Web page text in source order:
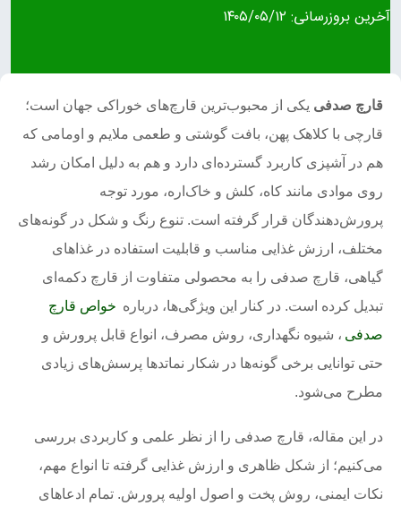
آخرین بروزرسانی: ۱۴۰۵/۰۵/۱۲
قارچ صدفی یکی از محبوب‌ترین قارچ‌های خوراکی جهان است؛
قارچی با کلاهک پهن، بافت گوشتی و طعمی ملایم و اومامی که
هم در آشپزی کاربرد گسترده‌ای دارد و هم به دلیل امکان رشد
روی موادی مانند کاه، کلش و خاک‌اره، مورد توجه
پرورش‌دهندگان قرار گرفته است. تنوع رنگ و شکل در گونه‌های
مختلف، ارزش غذایی مناسب و قابلیت استفاده در غذاهای
گیاهی، قارچ صدفی را به محصولی متفاوت از قارچ دکمه‌ای
تبدیل کرده است. در کنار این ویژگی‌ها، درباره خواص قارچ
صدفی ، شیوه نگهداری، روش مصرف، انواع قابل پرورش و
حتی توانایی برخی گونه‌ها در شکار نماتدها پرسش‌های زیادی
مطرح می‌شود.
در این مقاله، قارچ صدفی را از نظر علمی و کاربردی بررسی
می‌کنیم؛ از شکل ظاهری و ارزش غذایی گرفته تا انواع مهم،
نکات ایمنی، روش پخت و اصول اولیه پرورش. تمام ادعاهای